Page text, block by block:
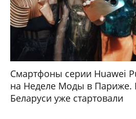
Смартфоны серии Huawei
на Неделе Моды в Париже.
Беларуси уже стартовали